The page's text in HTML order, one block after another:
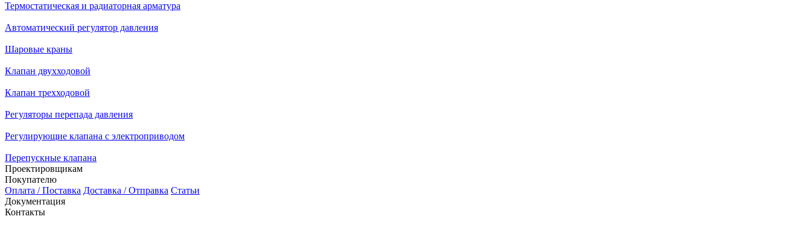
Термостатическая и радиаторная арматура
Автоматический регулятор давления
Шаровые краны
Клапан двухходовой
Клапан трехходовой
Регуляторы перепада давления
Регулирующие клапана с электроприводом
Перепускные клапана
Проектировщикам
Покупателю
Оплата / Поставка Доставка / Отправка Статьи
Документация
Контакты